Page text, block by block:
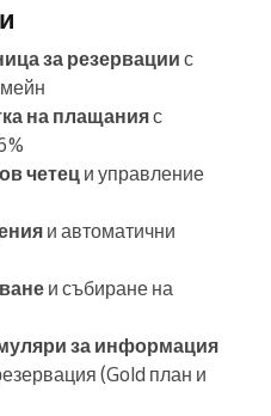
за резервации с
на плащанияс
четеци управление
и автоматични
и събиране на
за информация
(Gold план и